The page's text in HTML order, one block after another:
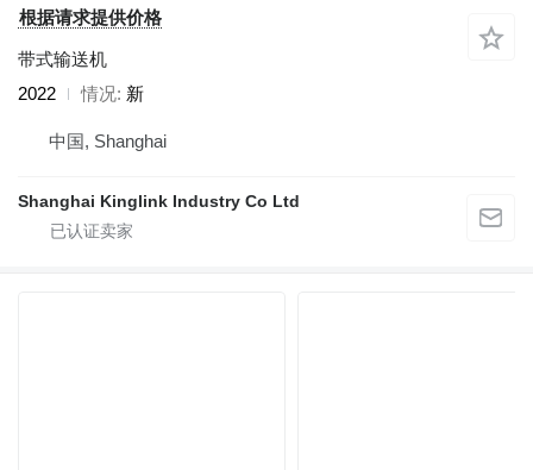
根据请求提供价格
带式输送机
2022
情况 新
中国, Shanghai
Shanghai Kinglink Industry Co Ltd